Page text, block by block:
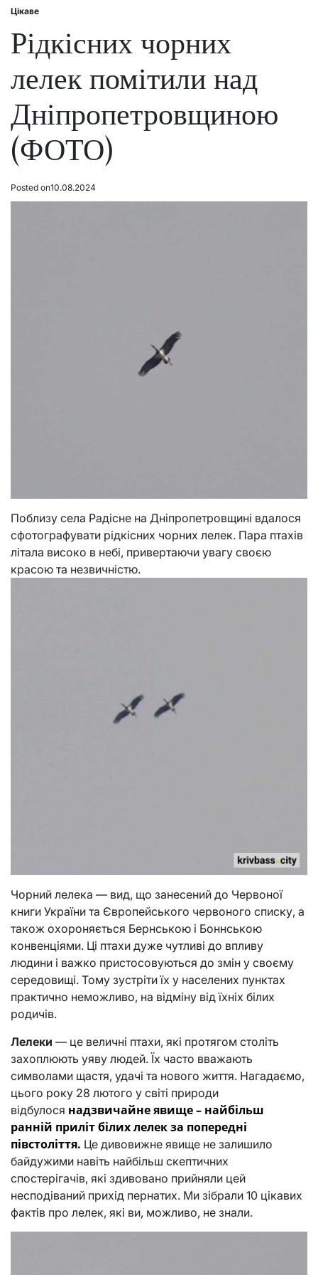
Posted
Цікаве
Рідкісних чорних
лелек помітили над
Дніпропетровщиною
(ФОТО)
Posted on10.08.2024
Поблизу села Радісне на Дніпропетровщині вдалося
сфотографувати рідкісних чорних лелек. Пара птахів
літала високо в небі, привертаючи увагу своєю
красою та незвичністю.
Чорний лелека — вид, що занесений до Червоної
книги України та Європейського червоного списку, а
також охороняється Бернською і Боннською
конвенціями. Ці птахи дуже чутливі до впливу
людини і важко пристосовуються до змін у своєму
середовищі. Тому зустріти їх у населених пунктах
практично неможливо, на відміну від їхніх білих
родичів.
Лелеки — це величні птахи, які протягом століть
захоплюють уяву людей. Їх часто вважають
символами щастя, удачі та нового життя. Нагадаємо,
цього року 28 лютого у світі природи
відбулося надзвичайне явище – найбільш
ранній приліт білих лелек за попередні
півстоліття. Це дивовижне явище не залишило
байдужими навіть найбільш скептичних
спостерігачів, які здивовано прийняли цей
несподіваний прихід пернатих. Ми зібрали 10 цікавих
фактів про лелек, які ви, можливо, не знали.